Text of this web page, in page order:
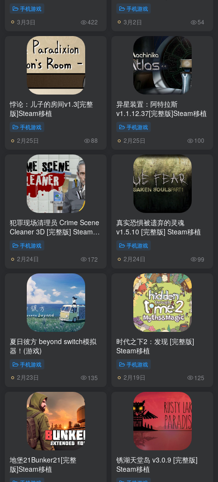
手机游戏
3月3日 422
手机游戏
3月2日 54
悖论：儿子的房间v1.3[完整
版]Steam移植
手机游戏
2月25日 88
异星装置：阿特拉斯
v1.1.12.37[完整版]Steam移植
手机游戏
2月25日 100
犯罪现场清理员 Crime Scene
Cleaner 3D [完整版] Steam移
植
手机游戏
2月24日 172
真实恐惧被遗弃的灵魂
v1.5.10 [完整版] Steam移植
手机游戏
2月24日 99
夏日彼方 beyond switch模拟
器！(游戏)
手机游戏
2月23日 135
时代之下2：发现 [完整版]
Steam移植
手机游戏
2月19日 125
地堡21Bunker21[完整
版]Steam移植
锈湖天堂岛 v3.0.9 [完整版]
Steam移植